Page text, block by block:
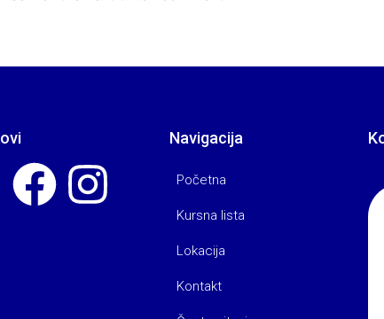
Navigacija
Početna
Kursna lista
Lokacija
Kontakt